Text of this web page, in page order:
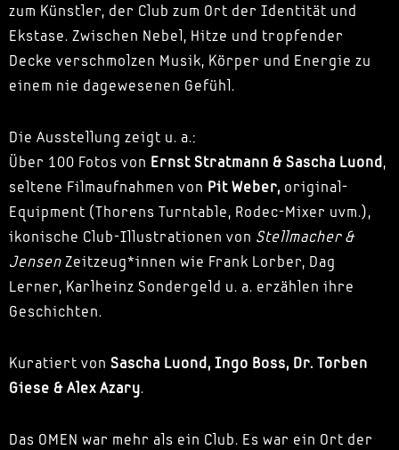
zum Künstler, der Club zum Ort der Identität und
Ekstase. Zwischen Nebel, Hitze und tropfender
Decke verschmolzen Musik, Körper und Energie zu
einem nie dagewesenen Gefühl.
Die Ausstellung zeigt u. a.:
Über 100 Fotos von Ernst Stratmann & Sascha Luond,
seltene Filmaufnahmen von Pit Weber, original-
Equipment (Thorens Turntable, Rodec-Mixer uvm.),
ikonische Club-Illustrationen von Stellmacher &
JensenZeitzeug*innen wie Frank Lorber, Dag
Lerner, Karlheinz Sondergeld u. a. erzählen ihre
Geschichten.
Kuratiert von Sascha Luond, Ingo Boss, Dr. Torben
Giese & Alex Azary.
Das OMEN war mehr als ein Club. Es war ein Ort der